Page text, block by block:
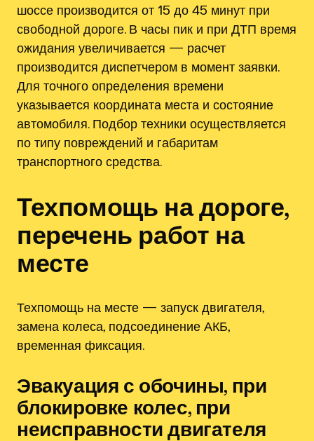
шоссе производится от 15 до 45 минут при
свободной дороге. В часы пик и при ДТП время
ожидания увеличивается — расчет
производится диспетчером в момент заявки.
Для точного определения времени
указывается координата места и состояние
автомобиля. Подбор техники осуществляется
по типу повреждений и габаритам
транспортного средства.
Техпомощь на дороге,
перечень работ на
месте
Техпомощь на месте — запуск двигателя,
замена колеса, подсоединение АКБ,
временная фиксация.
Эвакуация с обочины, при
блокировке колес, при
неисправности двигателя